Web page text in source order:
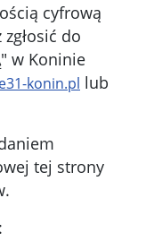
cyfrową
do
w Koninie
konin.pl lub
tej strony